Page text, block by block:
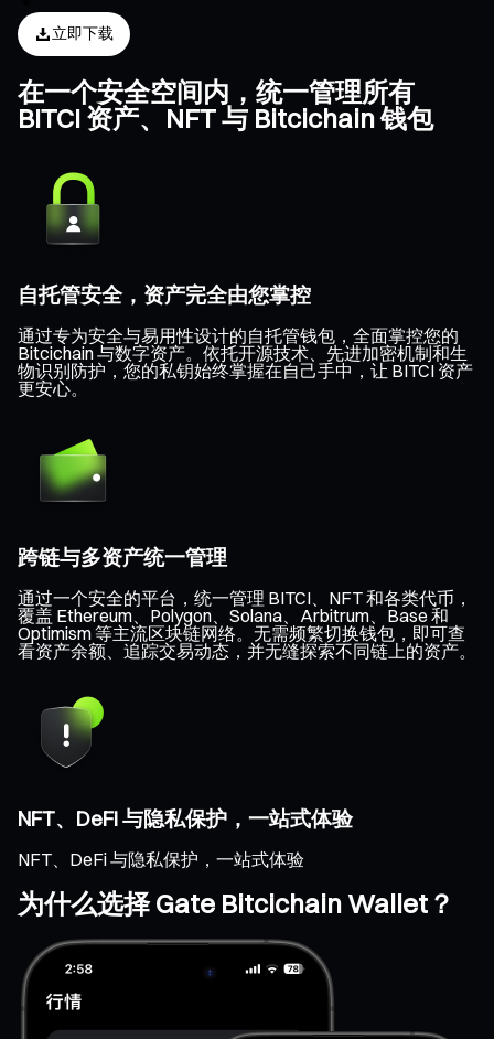
立即下载
在一个安全空间内，统一管理所有
BITCI 资产、NFT 与 Bitcichain 钱包
自托管安全，资产完全由您掌控
通过专为安全与易用性设计的自托管钱包，全面掌控您的
Bitcichain 与数字资产。依托开源技术、先进加密机制和生
物识别防护，您的私钥始终掌握在自己手中，让 BITCI 资产
更安心。
跨链与多资产统一管理
通过一个安全的平台，统一管理 BITCI、NFT 和各类代币，
覆盖 Ethereum、Polygon、Solana、Arbitrum、Base 和
Optimism 等主流区块链网络。无需频繁切换钱包，即可查
看资产余额、追踪交易动态，并无缝探索不同链上的资产。
NFT、DeFi 与隐私保护，一站式体验
NFT、DeFi 与隐私保护，一站式体验
为什么选择 Gate Bitcichain Wallet？